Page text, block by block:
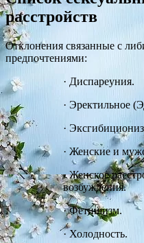
расстройств
Отклонения связанные с
предпочтениями:
· Диспареуния.
· Эректильное
·
· Женские и
·Женское
возбуждения.
·Фетишизм.
· Холодность.